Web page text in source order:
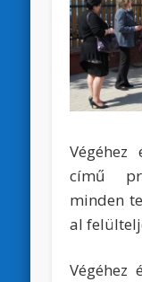
című
minden
al
Végéhez